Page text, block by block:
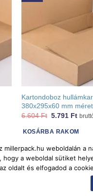
Kartondoboz
380x295x60 mm
6.604Ft Original
was:
6.604 Ft.
5.791 Ft
is:
KOSÁRBA RAKOM
millerpack.hu weboldalán
a weboldal sütiket
az oldalt és elfogadod a